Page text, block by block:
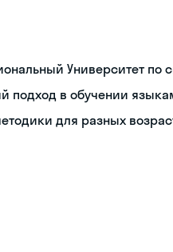
Университет по
подход в обучении
для разных